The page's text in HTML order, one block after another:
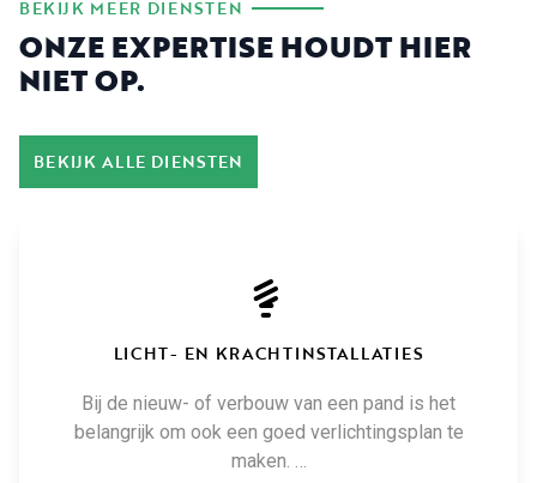
BEKIJK MEER DIENSTEN
ONZE EXPERTISE HOUDT HIER
NIET OP.
BEKIJK ALLE DIENSTEN
LICHT- EN KRACHTINSTALLATIES
Bij de nieuw- of verbouw van een pand is het
belangrijk om ook een goed verlichtingsplan te
maken. …